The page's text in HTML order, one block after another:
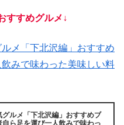
すすめグルメ↓
メ「下北沢編」おすすめ
みで味わった美味しい料
グルメ「下北沢編」おすすめブ
自ら足を運び一人飲みで味わっ